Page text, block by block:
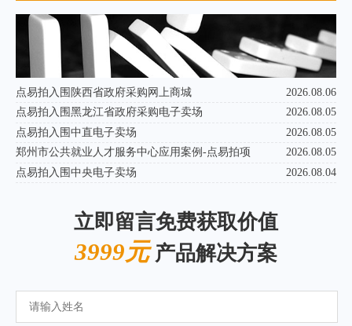
点易拍入围陕西省政府采购网上商城
2026.08.06
点易拍入围黑龙江省政府采购电子卖场
2026.08.05
点易拍入围中直电子卖场
2026.08.05
郑州市公共就业人才服务中心应用案例-点易拍项
2026.08.05
点易拍入围中央电子卖场
2026.08.04
立即留言免费获取价值
3999元产品解决方案